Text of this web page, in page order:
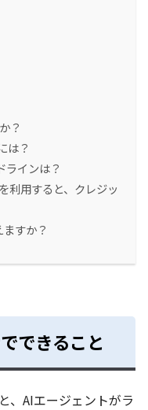
？
は？
ラインは？
利用すると、クレジッ
すか？
できること
、AIエージェントがラ